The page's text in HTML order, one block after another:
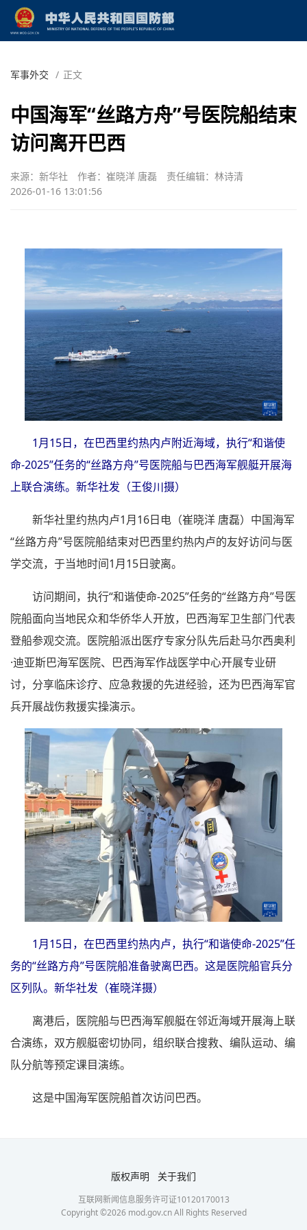
军事外交 / 正文
中国海军“丝路方舟”号医院船结束
访问离开巴西
来源：新华社 作者：崔晓洋 唐磊
责任编辑：林诗清
2026-01-16 13:01:56
1月15日，在巴西里约热内卢附近海域，执行“和谐使
命-2025”任务的“丝路方舟”号医院船与巴西海军舰艇开展海
上联合演练。新华社发（王俊川摄）
新华社里约热内卢1月16日电（崔晓洋 唐磊）中国海军
“丝路方舟”号医院船结束对巴西里约热内卢的友好访问与医
学交流，于当地时间1月15日驶离。
访问期间，执行“和谐使命-2025”任务的“丝路方舟”号医
院船面向当地民众和华侨华人开放，巴西海军卫生部门代表
登船参观交流。医院船派出医疗专家分队先后赴马尔西奥利
·迪亚斯巴海军医院、巴西海军作战医学中心开展专业研
讨，分享临床诊疗、应急救援的先进经验，还为巴西海军官
兵开展战伤救援实操演示。
1月15日，在巴西里约热内卢，执行“和谐使命-2025”任
务的“丝路方舟”号医院船准备驶离巴西。这是医院船官兵分
区列队。新华社发（崔晓洋摄）
离港后，医院船与巴西海军舰艇在邻近海域开展海上联
合演练，双方舰艇密切协同，组织联合搜救、编队运动、编
队分航等预定课目演练。
这是中国海军医院船首次访问巴西。
版权声明 关于我们
互联网新闻信息服务许可证10120170013
Copyright ©2026mod.gov.cn All Rights Reserved